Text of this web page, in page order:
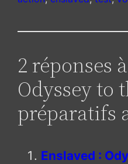
2 réponses
Odyssey to
préparatifs
Enslaved :